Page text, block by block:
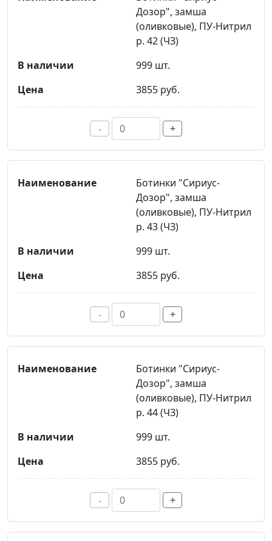
Дозор", замша
(оливковые), ПУ-Нитрил
р. 42 (ЧЗ)
999 шт.
3855 руб.
- +
Ботинки "Сириус-
Дозор", замша
(оливковые), ПУ-Нитрил
р. 43 (ЧЗ)
999 шт.
3855 руб.
- +
Ботинки "Сириус-
Дозор", замша
(оливковые), ПУ-Нитрил
р. 44 (ЧЗ)
999 шт.
3855 руб.
- +